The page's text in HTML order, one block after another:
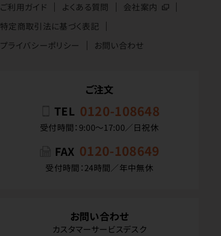
ご利用ガイド よくある質問
会社案内
特定商取引法に基づく表記
プライバシーポリシー
お問い合わせ
ご注文
TEL 0120-108648
受付時間：9:00〜17:00／日祝休
FAX 0120-108649
受付時間：24時間／年中無休
お問い合わせ
カスタマーサービスデスク